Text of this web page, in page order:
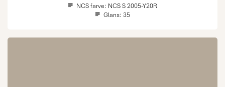
NCS farve: NCS S 2005-Y20R
Glans:35